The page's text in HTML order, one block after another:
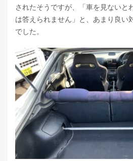
されたそうですが、「車を見ないと
は答えられません」と、あまり良い
でした。